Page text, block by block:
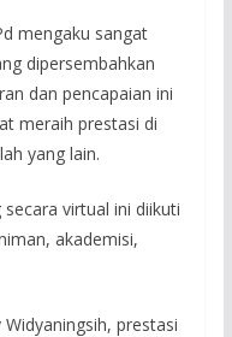
mengaku sangat
dipersembahkan
dan pencapaian ini
meraih prestasi di
yang lain.
virtual ini diikuti
akademisi,
prestasi